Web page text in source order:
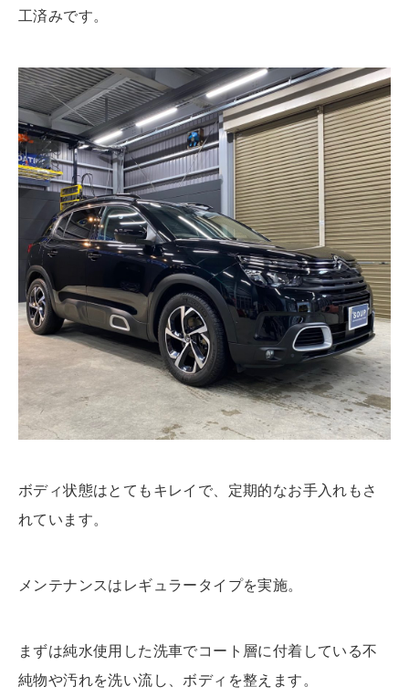
工済みです。
ボディ状態はとてもキレイで、定期的なお手入れもさ
れています。
メンテナンスはレギュラータイプを実施。
まずは純水使用した洗車でコート層に付着している不
純物や汚れを洗い流し、ボディを整えます。